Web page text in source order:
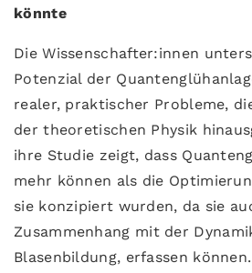
könnte
Die Wissenschafter:innen
Potenzial der
realer, praktischer Probleme,
der theoretischen Physik
ihre Studie zeigt, dass
mehr können als die
sie konzipiert wurden, da sie
Zusammenhang mit der
Blasenbildung, erfassen